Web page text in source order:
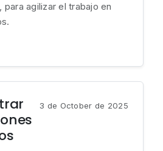
para agilizar el trabajo en
3 de October de 2025